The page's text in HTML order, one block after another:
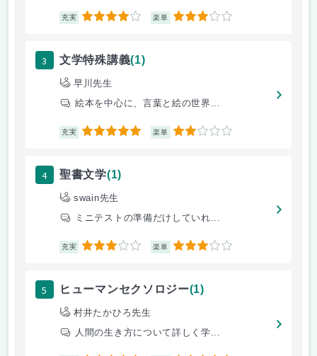
充実 4 楽単 3
3 文学特殊講義(1)
早川先生
絵本を中心に、言葉と絵の世界...
充実 5 楽単 2
4 聖書文学(1)
swain先生
ミニテストの準備だけしていれ...
充実 3 楽単 3
5 ヒューマンセクソロジー(1)
村井たかひろ先生
人間の生き方について詳しく学...